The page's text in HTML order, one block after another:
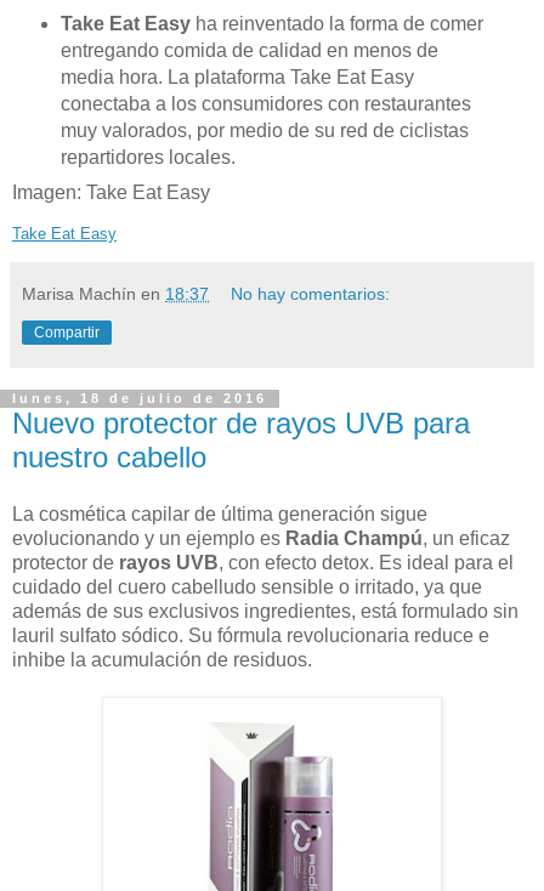
Take Eat Easyha reinventado la forma de comer
entregando comida de calidad en menos de
media hora. La plataforma Take Eat Easy
conectaba a los consumidores con restaurantes
muy valorados, por medio de su red de ciclistas
repartidores locales.
Imagen: Take Eat Easy
Take Eat Easy
Marisa Machín en 18:37 No hay comentarios:
Compartir
lunes, 18 de julio de 2016
Nuevo protector de rayos UVB para
nuestro cabello
La cosmética capilar de última generación sigue
evolucionando y un ejemplo es Radia Champú, un eficaz
protector de rayos UVB, con efecto detox. Es ideal para el
cuidado del cuero cabelludo sensible o irritado, ya que
además de sus exclusivos ingredientes, está formulado sin
lauril sulfato sódico. Su fórmula revolucionaria reduce e
inhibe la acumulación de residuos.